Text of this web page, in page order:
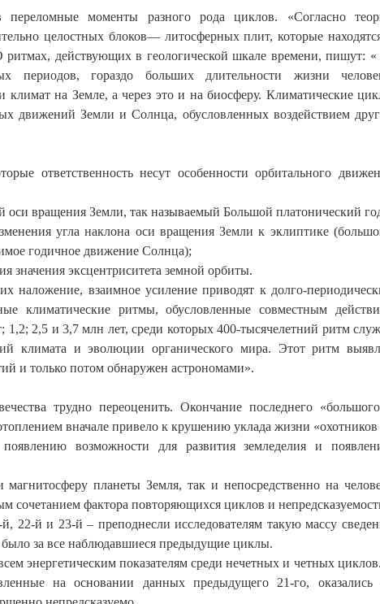
моменты разного рода циклов. «Согласно
целостных блоков— литосферных плит, которые
ритмах, действующих в геологической шкале времени, пишут:
периодов, гораздо больших длительности жизни
на Земле, а через это и на биосферу. Климатические
движений Земли и Солнца, обусловленных воздействием
ответственность несут особенности орбитального
оси вращения Земли, так называемый Большой платонический
угла наклона оси вращения Земли к эклиптике
годичное движение Солнца);
значения эксцентриситета земной орбиты.
наложение, взаимное усиление приводят к долго-
климатические ритмы, обусловленные совместным
1,2; 2,5 и 3,7 млн лет, среди которых 400-тысячелетний ритм
климата и эволюции органического мира. Этот ритм
и только потом обнаружен астрономами».
трудно переоценить. Окончание последнего
вначале привело к крушению уклада жизни «охотников
возможности для развития земледелия и
планеты Земля, так и непосредственно на
сочетанием фактора повторяющихся циклов и
22-й и 23-й – преподнесли исследователям такую массу
за все наблюдавшиеся предыдущие циклы.
энергетическим показателям среди нечетных и четных
на основании данных предыдущего 21-го, оказались